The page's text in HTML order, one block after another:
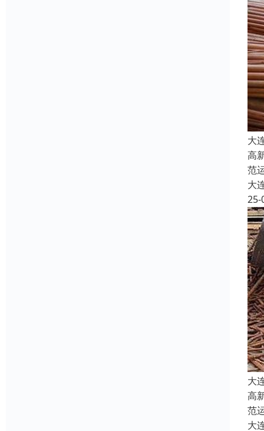
大
高
范
大
25-
大
高
范
大